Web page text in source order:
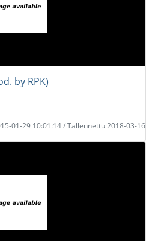
by RPK)
01-29 10:01:14 / Tallennettu 2018-03-16